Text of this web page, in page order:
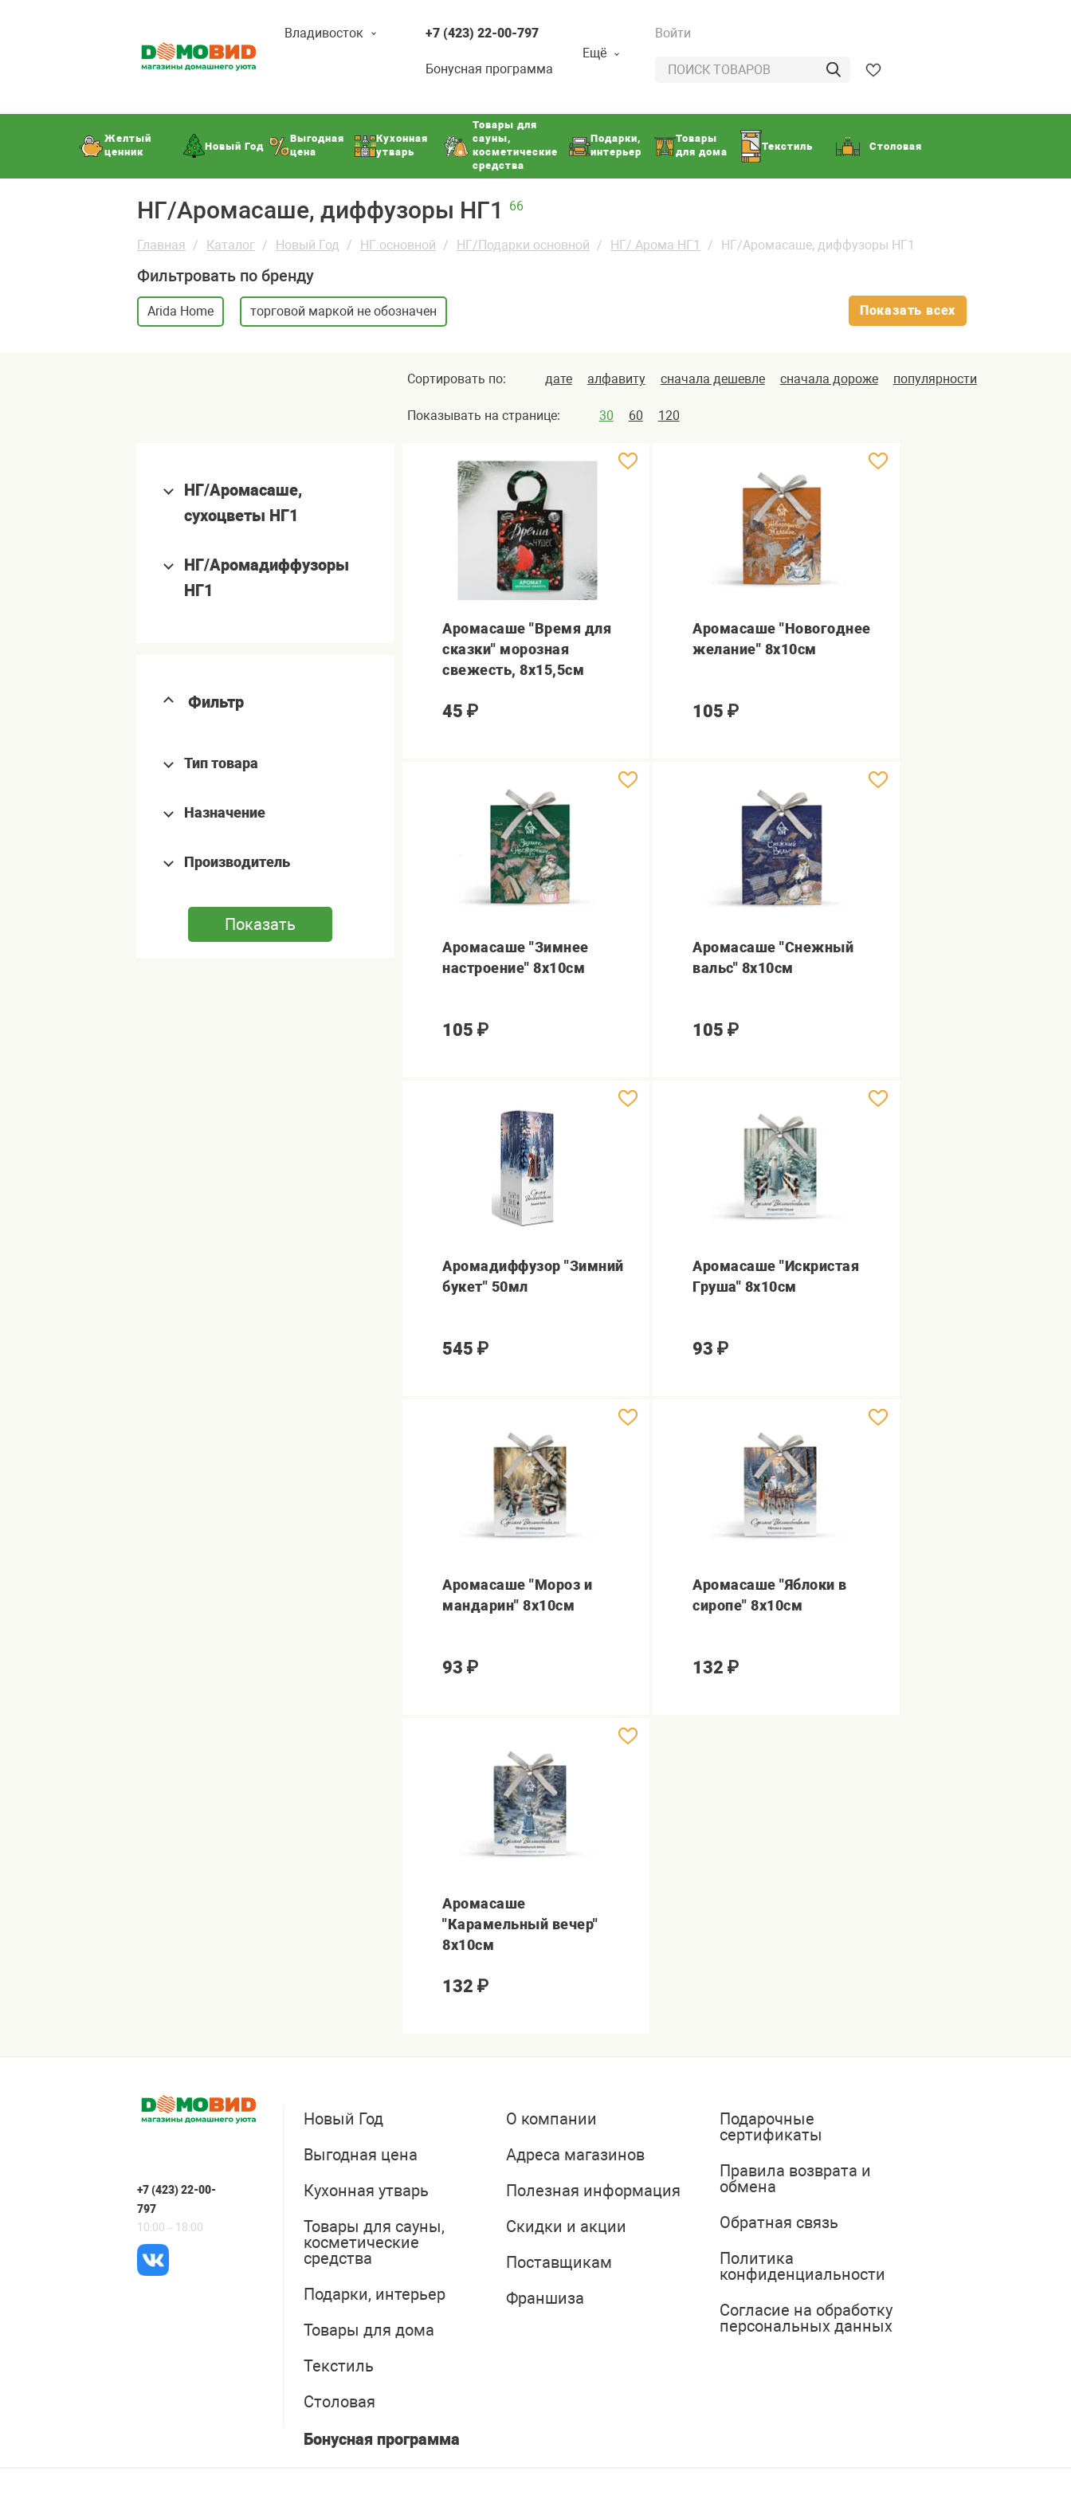
Владивосток +7 (423) 22-00-797
Бонусная программа
Ещё
Войти
Желтый
ценник
Новый Год
Выгодная
цена
Кухонная
утварь
Товары для
сауны,
косметические
средства
Подарки,
интерьер
Товары
для дома
Текстиль Столовая
НГ/Аромасаше, диффузоры НГ1 66
Главная Каталог Новый Год НГ основной НГ/Подарки основной НГ/ Арома НГ1 НГ/Аромасаше, диффузоры НГ1
Фильтровать по бренду
Arida Home торговой маркой не обозначен Показать всех
Сортировать по: дате алфавиту сначала дешевле сначала дороже популярности
Показывать на странице: 30 60 120
НГ/Аромасаше,
сухоцветы НГ1
НГ/Аромадиффузоры
НГ1
Фильтр
Тип товара
Назначение
Производитель
Аромасаше "Время для
сказки" морозная
свежесть, 8х15,5см
45 ₽
Аромасаше "Новогоднее
желание" 8х10см
105 ₽
Аромасаше "Зимнее
настроение" 8х10см
105 ₽
Аромасаше "Снежный
вальс" 8х10см
105 ₽
Аромадиффузор "Зимний
букет" 50мл
545 ₽
Аромасаше "Искристая
Груша" 8х10см
93 ₽
Аромасаше "Мороз и
мандарин" 8х10см
93 ₽
Аромасаше "Яблоки в
сиропе" 8х10см
132 ₽
Аромасаше
"Карамельный вечер"
8х10см
132 ₽
+7 (423) 22-00-
797
10:00 – 18:00
Новый Год
Выгодная цена
Кухонная утварь
Товары для сауны,
косметические
средства
Подарки, интерьер
Товары для дома
Текстиль
Столовая
Бонусная программа
О компании
Адреса магазинов
Полезная информация
Скидки и акции
Поставщикам
Франшиза
Подарочные
сертификаты
Правила возврата и
обмена
Обратная связь
Политика
конфиденциальности
Согласие на обработку
персональных данных